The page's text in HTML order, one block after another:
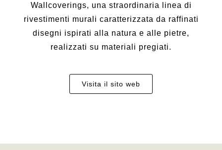
Wallcoverings, una straordinaria linea di
rivestimenti murali caratterizzata da raffinati
disegni ispirati alla natura e alle pietre,
realizzati su materiali pregiati.
Visita il sito web